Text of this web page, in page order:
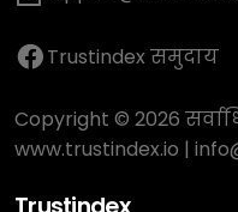
Trustindex समुदाय
Copyright © 2026
www.trustindex.io |